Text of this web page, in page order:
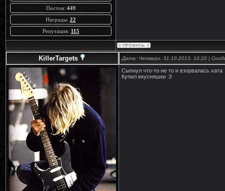
Постов: 449
Награды: 22
Репутация: 115
KillerTargets Дата: Четверг, 31.10.2013, 10:20 |
Сыпнул что-то не то и взорвалась хата
Купил вкусняшки :3